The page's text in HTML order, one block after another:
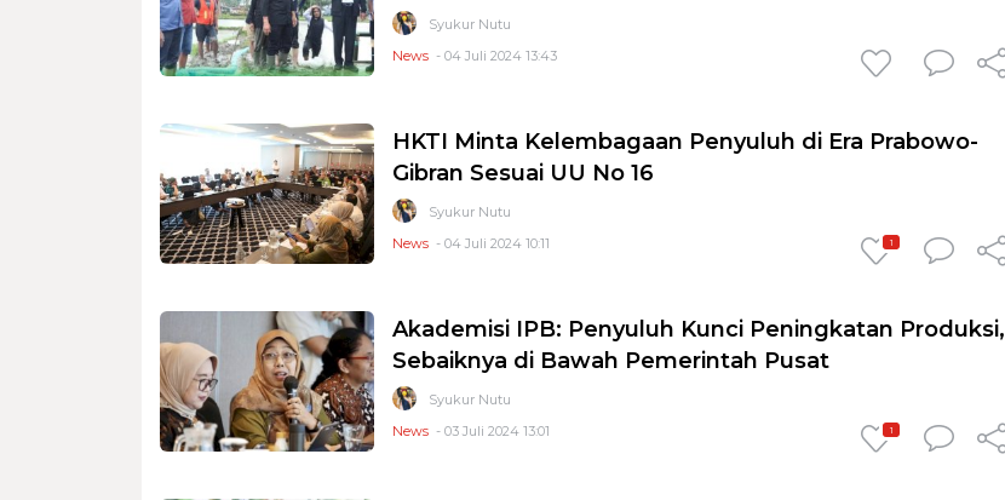
Syukur Nutu
News - 04 Juli 2024 13:43
HKTI Minta Kelembagaan Penyuluh di Era Prabowo-
Gibran Sesuai UU No 16
Syukur Nutu
News - 04 Juli 2024 10:11 1
Akademisi IPB: Penyuluh Kunci Peningkatan Produksi,
Sebaiknya di Bawah Pemerintah Pusat
Syukur Nutu
News - 03 Juli 2024 13:01 1